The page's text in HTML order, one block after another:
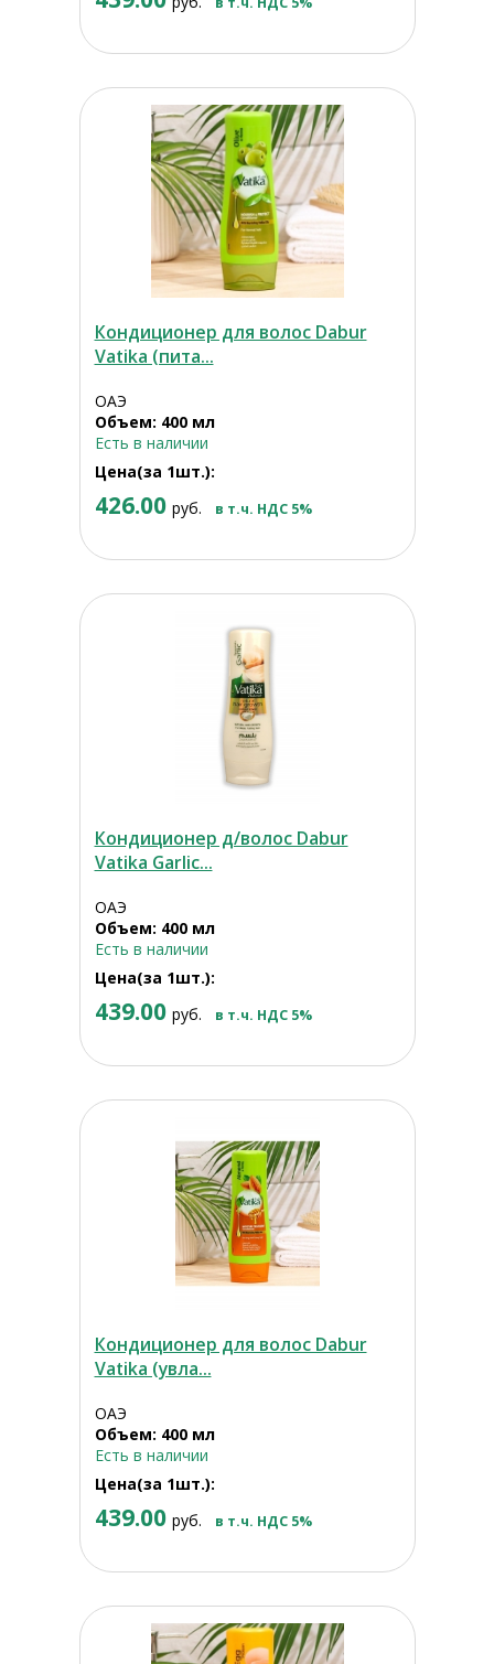
Кондиционер для волос Dabur
Vatika (пита...
ОАЭ
Объем: 400 мл
Есть в наличии
Цена(за 1шт.):
426.00 руб. в т.ч. НДС 5%
Кондиционер д/волос Dabur
Vatika Garlic...
ОАЭ
Объем: 400 мл
Есть в наличии
Цена(за 1шт.):
439.00 руб. в т.ч. НДС 5%
Кондиционер для волос Dabur
Vatika (увла...
ОАЭ
Объем: 400 мл
Есть в наличии
Цена(за 1шт.):
439.00 руб. в т.ч. НДС 5%